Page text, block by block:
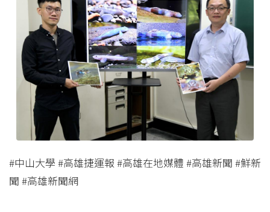
#中山大學 #高雄捷運報 #高雄在地媒體 #高雄新聞 #鮮新
聞 #高雄新聞網